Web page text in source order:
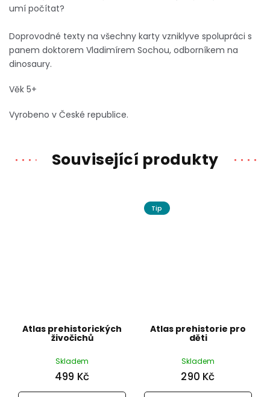
umí počítat?
Doprovodné texty na všechny karty vzniklyve spolupráci s
panem doktorem Vladimírem Sochou, odborníkem na
dinosaury.
Věk 5+
Vyrobeno v České republice.
Související produkty
Atlas prehistorických
živočichů
Skladem
499 Kč
Tip
Atlas prehistorie pro
děti
Skladem
290 Kč